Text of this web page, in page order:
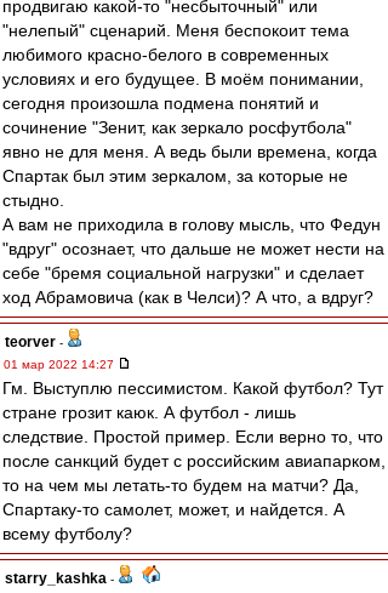
продвигаю какой-то "несбыточный" или
"нелепый" сценарий. Меня беспокоит тема
любимого красно-белого в современных
условиях и его будущее. В моём понимании,
сегодня произошла подмена понятий и
сочинение "Зенит, как зеркало росфутбола"
явно не для меня. А ведь были времена, когда
Спартак был этим зеркалом, за которые не
стыдно.
А вам не приходила в голову мысль, что Федун
"вдруг" осознает, что дальше не может нести на
себе "бремя социальной нагрузки" и сделает
ход Абрамовича (как в Челси)? А что, а вдруг?
teorver -
01 мар 2022 14:27
Гм. Выступлю пессимистом. Какой футбол? Тут
стране грозит каюк. А футбол - лишь
следствие. Простой пример. Если верно то, что
после санкций будет с российским авиапарком,
то на чем мы летать-то будем на матчи? Да,
Спартаку-то самолет, может, и найдется. А
всему футболу?
starry_kashka -